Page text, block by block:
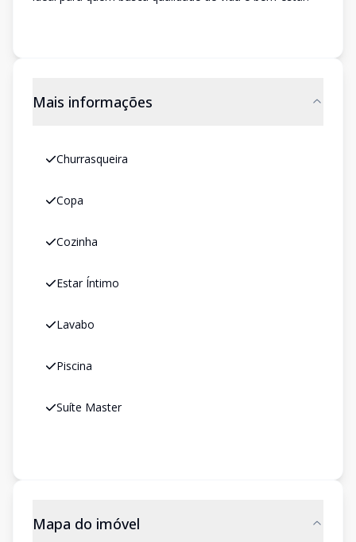
Mais informações
Churrasqueira
Copa
Cozinha
Estar Íntimo
Lavabo
Piscina
Suíte Master
Mapa do imóvel